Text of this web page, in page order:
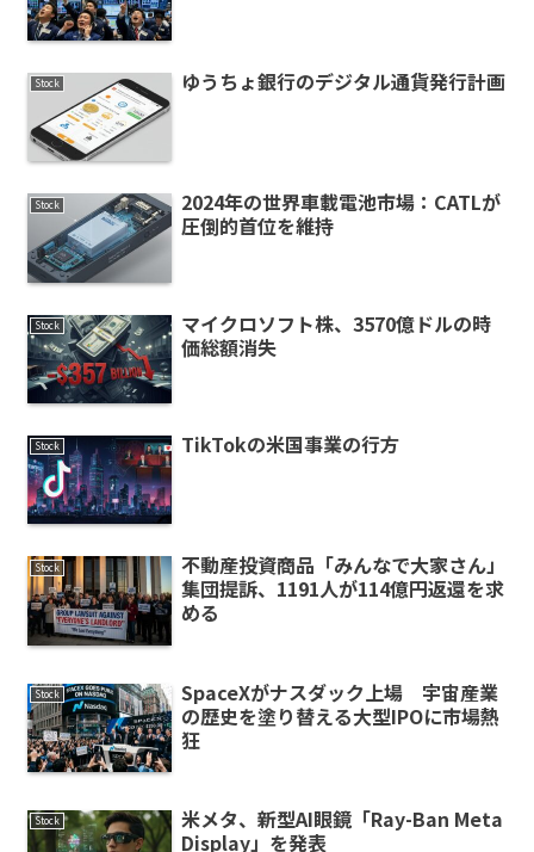
Stock ゆうちょ銀行のデジタル通貨発行計画
Stock
2024年の世界車載電池市場：CATLが
圧倒的首位を維持
Stock
マイクロソフト株、3570億ドルの時
価総額消失
Stock TikTokの米国事業の行方
Stock
不動産投資商品「みんなで大家さん」
集団提訴、1191人が114億円返還を求
める
Stock
SpaceXがナスダック上場 宇宙産業
の歴史を塗り替える大型IPOに市場熱
狂
Stock
米メタ、新型AI眼鏡「Ray-Ban Meta
Display」を発表